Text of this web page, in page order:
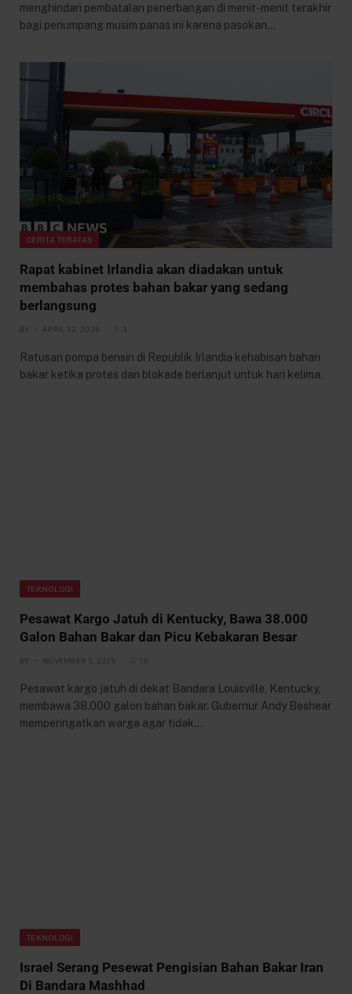
menghindari pembatalan penerbangan di menit-menit terakhir
bagi penumpang musim panas ini karena pasokan…
CERITA TERATAS
Rapat kabinet Irlandia akan diadakan untuk
membahas protes bahan bakar yang sedang
berlangsung
BY APRIL 12, 2026 3
Ratusan pompa bensin di Republik Irlandia kehabisan bahan
bakar ketika protes dan blokade berlanjut untuk hari kelima.
TEKNOLOGI
Pesawat Kargo Jatuh di Kentucky, Bawa 38.000
Galon Bahan Bakar dan Picu Kebakaran Besar
BY NOVEMBER 5, 2025 10
Pesawat kargo jatuh di dekat Bandara Louisville, Kentucky,
membawa 38.000 galon bahan bakar. Gubernur Andy Beshear
memperingatkan warga agar tidak…
TEKNOLOGI
Israel Serang Pesewat Pengisian Bahan Bakar Iran
Di Bandara Mashhad